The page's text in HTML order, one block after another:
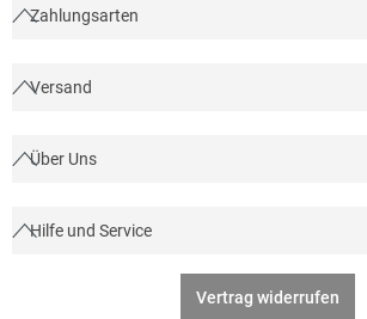
Zahlungsarten
Versand
Über Uns
Hilfe und Service
Vertrag widerrufen